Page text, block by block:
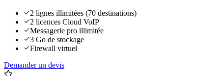
2 lignes illimitées (70 destinations)
2 licences Cloud VoIP
Messagerie pro illimitée
3 Go de stockage
Firewall virtuel
Demander un devis